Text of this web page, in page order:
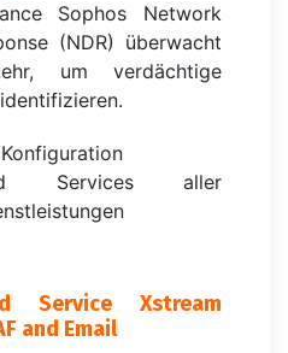
Sophos Network
(NDR) überwacht
um verdächtige
Services aller
Service Xstream
and Email